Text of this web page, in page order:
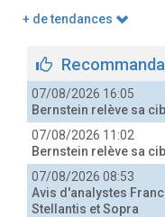
+ de tendances
07/08/2026 16:05
Bernstein relève sa
07/08/2026 11:02
Bernstein relève sa
07/08/2026 08:53
Avis d'analystes
Stellantis et Sopra